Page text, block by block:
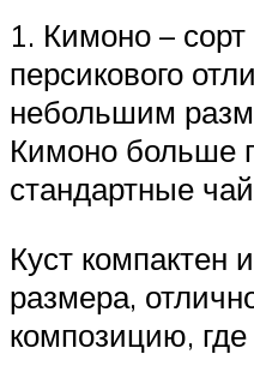
1. Кимоно –
персикового
небольшим
Кимоно больше
стандартные
Куст компактен
размера,
композицию,